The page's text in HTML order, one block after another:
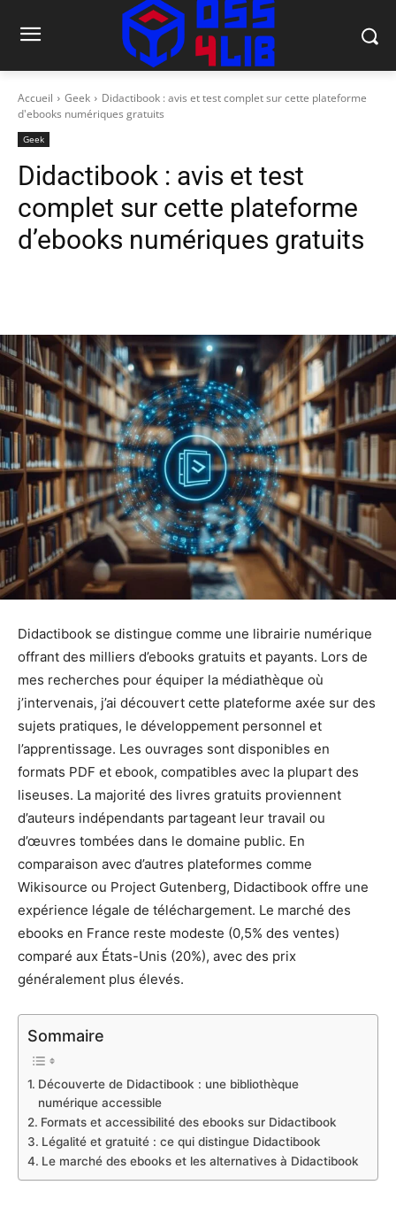
Accueil Geek
Didactibook : avis et test complet sur cette plateforme
d'ebooks numériques gratuits
Geek
Didactibook : avis et test
complet sur cette plateforme
d’ebooks numériques gratuits
Didactibook se distingue comme une librairie numérique
offrant des milliers d’ebooks gratuits et payants. Lors de
mes recherches pour équiper la médiathèque où
j’intervenais, j’ai découvert cette plateforme axée sur des
sujets pratiques, le développement personnel et
l’apprentissage. Les ouvrages sont disponibles en
formats PDF et ebook, compatibles avec la plupart des
liseuses. La majorité des livres gratuits proviennent
d’auteurs indépendants partageant leur travail ou
d’œuvres tombées dans le domaine public. En
comparaison avec d’autres plateformes comme
Wikisource ou Project Gutenberg, Didactibook offre une
expérience légale de téléchargement. Le marché des
ebooks en France reste modeste (0,5% des ventes)
comparé aux États-Unis (20%), avec des prix
généralement plus élevés.
Sommaire
Découverte de Didactibook : une bibliothèque
numérique accessible
Formats et accessibilité des ebooks sur Didactibook
Légalité et gratuité : ce qui distingue Didactibook
Le marché des ebooks et les alternatives à Didactibook